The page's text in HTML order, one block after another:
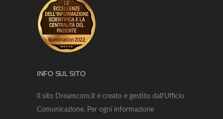
INFO SUL SITO
Il sito Dreamcom.it è creato e gestito dall’Ufficio
Comunicazione. Per ogni informazione